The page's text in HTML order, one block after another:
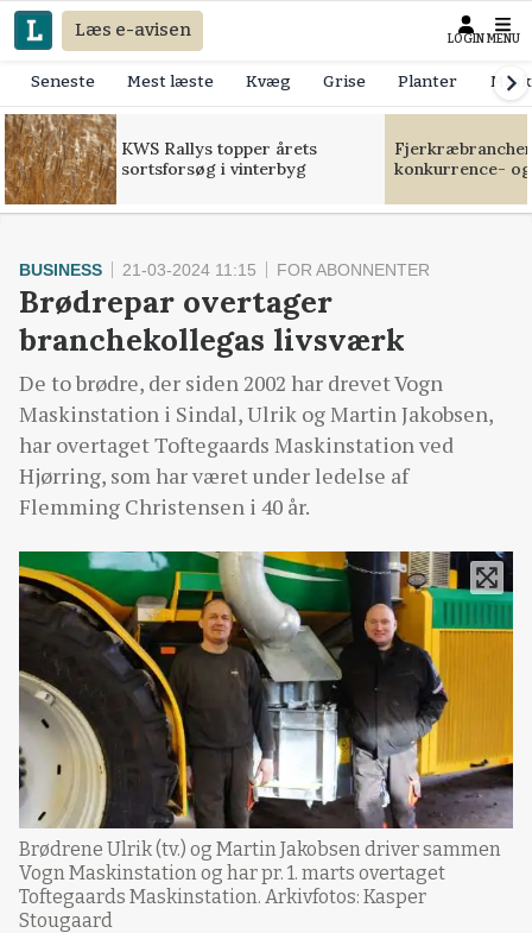
Læs e-avisen LOGIN MENU
Seneste Mest læste Kvæg Grise Planter
KWS Rallys topper årets
sortsforsøg i vinterbyg
konkurrence-
BUSINESS 21-03-2024 11:15 FOR ABONNENTER
Brødrepar overtager
branchekollegas livsværk
De to brødre, der siden 2002 har drevet Vogn
Maskinstation i Sindal, Ulrik og Martin Jakobsen,
har overtaget Toftegaards Maskinstation ved
Hjørring, som har været under ledelse af
Flemming Christensen i 40 år.
Brødrene Ulrik (tv.) og Martin Jakobsen driver sammen
Vogn Maskinstation og har pr. 1. marts overtaget
Toftegaards Maskinstation. Arkivfotos: Kasper
Stougaard